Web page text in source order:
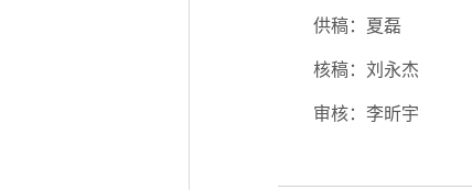
供稿：夏磊
核稿：刘永杰
审核：李昕宇